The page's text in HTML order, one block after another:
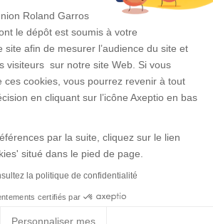
Roland Garros
le dépôt est soumis à votre
site afin de mesurer l’audience du site et
visiteurs sur notre site Web. Si vous
ces cookies, vous pourrez revenir à tout
en cliquant sur l’icône Axeptio en bas
par la suite, cliquez sur le lien
situé dans le pied de page.
la politique de confidentialité
certifiés par
Personnaliser mes
des données